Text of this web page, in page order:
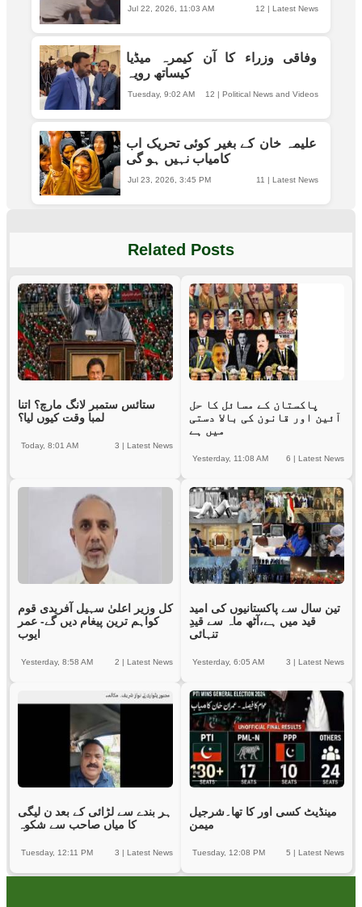
12 | Latest News
Jul 22, 2026, 11:03 AM
وفاقی وزراء کا آن کیمرہ میڈیا
کیساتھ رویہ
12 | Political News and Videos
Tuesday, 9:02 AM
علیمہ خان کے بغیر کوئی تحریک اب
کامیاب نہیں ہو گی
11 | Latest News
Jul 23, 2026, 3:45 PM
Related Posts
ستائس ستمبر لانگ مارچ؟ اتنا
لمبا وقت کیوں لیا؟
3 | Latest News
Today, 8:01 AM
پاکستان کے مسائل کا حل
آئین اور قانون کی بالا دستی
میں ہے
6 | Latest News
Yesterday, 11:08 AM
کل وزیر اعلیٰ سہیل آفریدی قوم
کواہم ترین پیغام دیں گے- عمر
ایوب
2 | Latest News
Yesterday, 8:58 AM
تین سال سے پاکستانیوں کی امید
قید میں ہے،آٹھ ماہ سے قیدِ
تنہائی
3 | Latest News
Yesterday, 6:05 AM
ہر بندے سے لڑائی کے بعد ن لیگی
کا میاں صاحب سے شکوہ
3 | Latest News
Tuesday, 12:11 PM
مینڈیٹ کسی اور کا تھا۔شرجیل
میمن
5 | Latest News
Tuesday, 12:08 PM